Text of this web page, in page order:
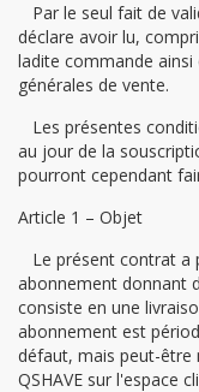
Par le seul fait de
déclare avoir lu,
ladite commande
générales de vente.
Les présentes
au jour de la
pourront cependant
Article 1 – Objet
Le présent contrat a
abonnement donnant
consiste en une
abonnement est
défaut, mais peut-être
QSHAVE sur l'espace